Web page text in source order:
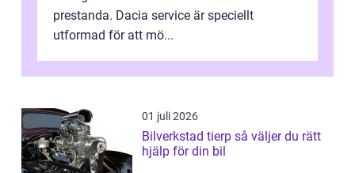
prestanda. Dacia service är speciellt
utformad för att mö...
01 juli 2026
Bilverkstad tierp så väljer du rätt
hjälp för din bil